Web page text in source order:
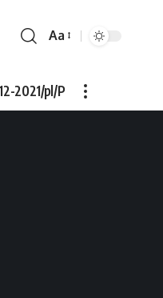
Font
Aa
2021/pl/P